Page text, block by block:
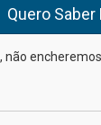
na
não